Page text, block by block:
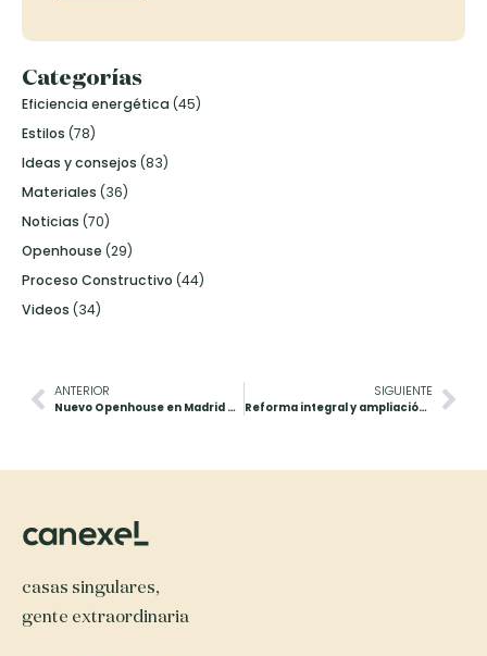
Categorías
Eficiencia energética(45)
Estilos (78)
Ideas y consejos (83)
Materiales (36)
Noticias (70)
Openhouse (29)
Proceso Constructivo (44)
Videos (34)
ANTERIOR
Nuevo Openhouse en Madrid el próximo 21 de julio
SIGUIENTE
Reforma integral y ampliación en una casa rústica
casas singulares,
gente extraordinaria